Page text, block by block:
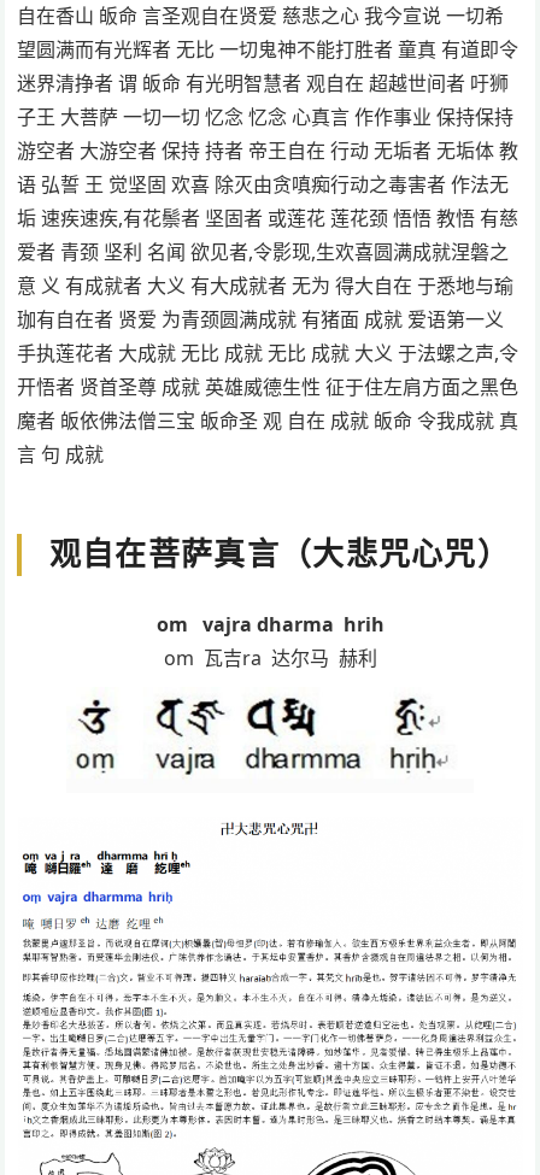
自在香山 皈命 言圣观自在贤爱 慈悲之心 我今宣说 一切希
望圆满而有光辉者 无比 一切鬼神不能打胜者 童真 有道即令
迷界清挣者 谓 皈命 有光明智慧者 观自在 超越世间者 吁狮
子王 大菩萨 一切一切 忆念 忆念 心真言 作作事业 保持保持
游空者 大游空者 保持 持者 帝王自在 行动 无垢者 无垢体 教
语 弘誓 王 觉坚固 欢喜 除灭由贪嗔痴行动之毒害者 作法无
垢 速疾速疾,有花鬃者 坚固者 或莲花 莲花颈 悟悟 教悟 有慈
爱者 青颈 坚利 名闻 欲见者,令影现,生欢喜圆满成就涅磐之
意 义 有成就者 大义 有大成就者 无为 得大自在 于悉地与瑜
珈有自在者 贤爱 为青颈圆满成就 有猪面 成就 爱语第一义
手执莲花者 大成就 无比 成就 无比 成就 大义 于法螺之声,令
开悟者 贤首圣尊 成就 英雄威德生性 征于住左肩方面之黑色
魔者 皈依佛法僧三宝 皈命圣 观 自在 成就 皈命 令我成就 真
言 句 成就
观自在菩萨真言（大悲咒心咒）
om vajra dharma hrih
om 瓦吉ra 达尔马 赫利